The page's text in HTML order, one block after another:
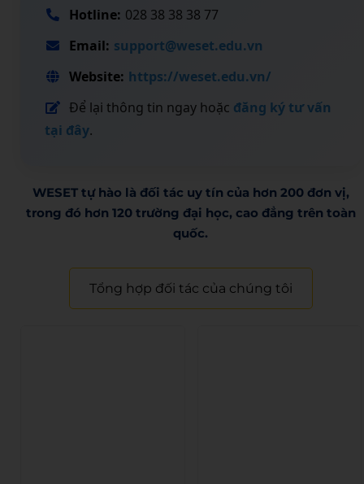
Hotline: 028 38 38 38 77
Email: support@weset.edu.vn
Website: https://weset.edu.vn/
Để lại thông tin ngay hoặc đăng ký tư vấn
tại đây.
WESET tự hào là đối tác uy tín của hơn 200 đơn vị,
trong đó hơn 120 trường đại học, cao đẳng trên toàn
quốc.​
Tổng hợp đối tác của chúng tôi